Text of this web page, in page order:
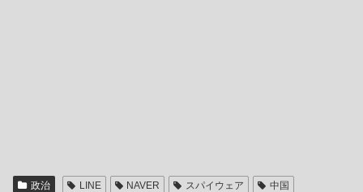
政治 LINE NAVER スパイウェア
中国